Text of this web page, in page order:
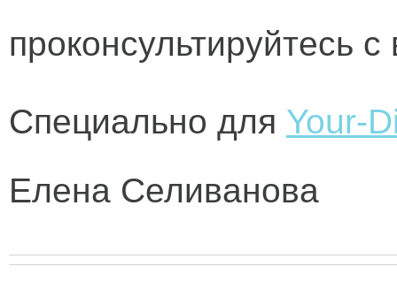
проконсультируйтесь
Специально для Your-
Елена Селиванова